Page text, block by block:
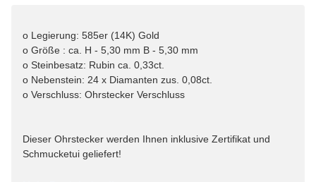
o Legierung: 585er (14K) Gold
o Größe : ca. H - 5,30 mm B - 5,30 mm
o Steinbesatz: Rubin ca. 0,33ct.
o Nebenstein: 24 x Diamanten zus. 0,08ct.
o Verschluss: Ohrstecker Verschluss
Dieser Ohrstecker werden Ihnen inklusive Zertifikat und
Schmucketui geliefert!